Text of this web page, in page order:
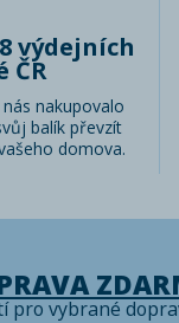
výdejních
ČR
nakupovalo
balík převzít
domova.
pro vybrané